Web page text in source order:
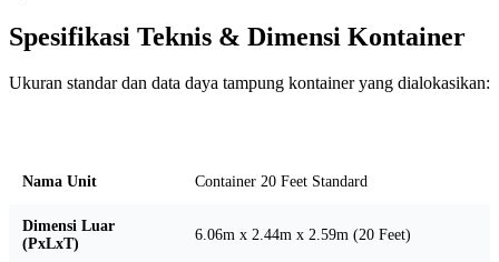
Spesifikasi Teknis & Dimensi Kontainer
Ukuran standar dan data daya tampung kontainer yang dialokasikan:
Nama Unit Container 20 Feet Standard
Dimensi Luar
(PxLxT)
6.06m x 2.44m x 2.59m (20 Feet)